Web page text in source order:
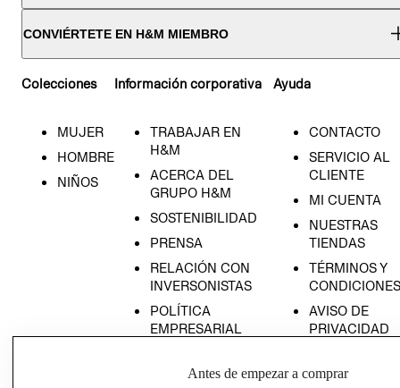
CONVIÉRTETE EN H&M MIEMBRO
Colecciones
MUJER
HOMBRE
NIÑOS
Información corporativa
TRABAJAR EN
H&M
ACERCA DEL
GRUPO H&M
SOSTENIBILIDAD
PRENSA
RELACIÓN CON
INVERSONISTAS
POLÍTICA
EMPRESARIAL
Ayuda
CONTACTO
SERVICIO AL
CLIENTE
MI CUENTA
NUESTRAS
TIENDAS
TÉRMINOS Y
CONDICIONES
AVISO DE
PRIVACIDAD
AVISO DE
Antes de empezar a comprar